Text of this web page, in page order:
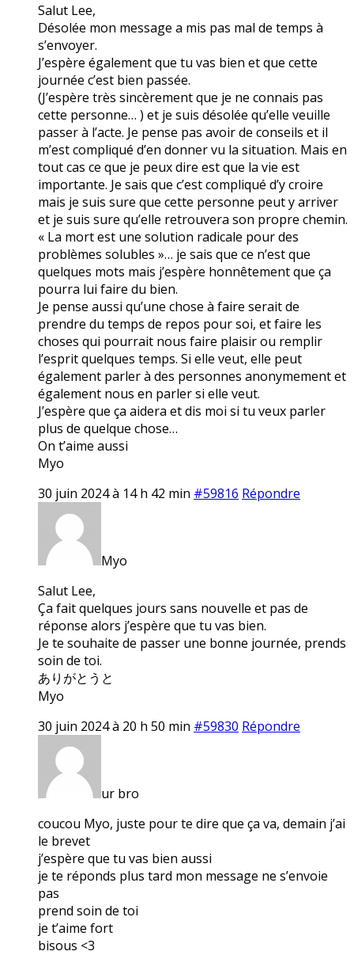
Salut Lee,
Désolée mon message a mis pas mal de temps à
s’envoyer.
J’espère également que tu vas bien et que cette
journée c’est bien passée.
(J’espère très sincèrement que je ne connais pas
cette personne… ) et je suis désolée qu’elle veuille
passer à l’acte. Je pense pas avoir de conseils et il
m’est compliqué d’en donner vu la situation. Mais en
tout cas ce que je peux dire est que la vie est
importante. Je sais que c’est compliqué d’y croire
mais je suis sure que cette personne peut y arriver
et je suis sure qu’elle retrouvera son propre chemin.
« La mort est une solution radicale pour des
problèmes solubles »… je sais que ce n’est que
quelques mots mais j’espère honnêtement que ça
pourra lui faire du bien.
Je pense aussi qu’une chose à faire serait de
prendre du temps de repos pour soi, et faire les
choses qui pourrait nous faire plaisir ou remplir
l’esprit quelques temps. Si elle veut, elle peut
également parler à des personnes anonymement et
également nous en parler si elle veut.
J’espère que ça aidera et dis moi si tu veux parler
plus de quelque chose…
On t’aime aussi
Myo
30 juin 2024 à 14 h 42 min #59816 Répondre
Myo
Salut Lee,
Ça fait quelques jours sans nouvelle et pas de
réponse alors j’espère que tu vas bien.
Je te souhaite de passer une bonne journée, prends
soin de toi.
ありがとうと
Myo
30 juin 2024 à 20 h 50 min #59830 Répondre
ur bro
coucou Myo, juste pour te dire que ça va, demain j’ai
le brevet
j’espère que tu vas bien aussi
je te réponds plus tard mon message ne s’envoie
pas
prend soin de toi
je t’aime fort
bisous <3